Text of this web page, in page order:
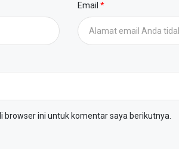
Email
ini untuk komentar saya berikutnya.